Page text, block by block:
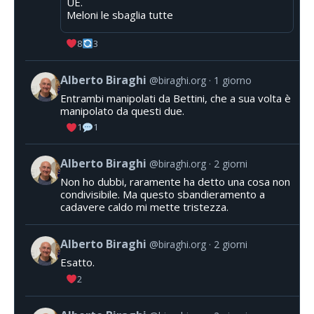
Meloni le sbaglia tutte
8 3
Alberto Biraghi @biraghi.org 1 giorno
Entrambi manipolati da Bettini, che a sua volta è
manipolato da questi due.
1 1
Alberto Biraghi @biraghi.org 2 giorni
Non ho dubbi, raramente ha detto una cosa non
condivisibile. Ma questo sbandieramento a
cadavere caldo mi mette tristezza.
Alberto Biraghi @biraghi.org 2 giorni
Esatto.
2